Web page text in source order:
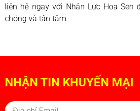
liên hệ ngay với Nhân Lực Hoa Sen
chóng và tận tâm.
NHẬN TIN KHUYẾN MẠI